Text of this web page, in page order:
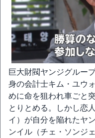
巨大財閥ヤンジグルー
身の会計士キム・ユウ
めに命を狙われ車ごと
とりとめる。しかし恋
イ）が自分を陥れたヤ
ンイル（チェ・ソンジ